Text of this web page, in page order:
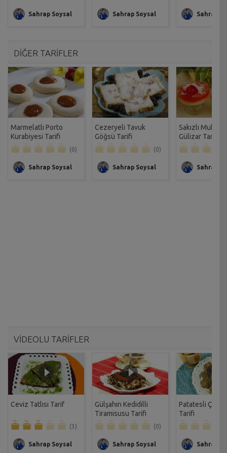
Sahrap Soysal Sahrap Soysal Sahrap
DİĞER TARİFLER
Marmelatlı Porto
Kurabiyesi Tarifi
(0)
Sahrap Soysal
Cezeryeli Tavuk
Göğsü Tarifi
(0)
Sahrap Soysal
Sakızlı
Gülizar Tarifi
Sahrap
VİDEOLU TARİFLER
Ceviz Tatlısı Tarif
(3)
Sahrap Soysal
Gülşahın Kedidilli
Tiramisusu Tarifi
(0)
Sahrap Soysal
Patatesli Çıtır
Tarifi
Sahrap